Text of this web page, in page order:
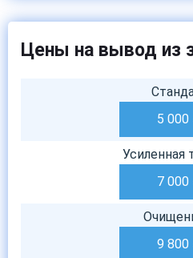
Цены на вывод из
5 000
Усиленная
7 000
9 800